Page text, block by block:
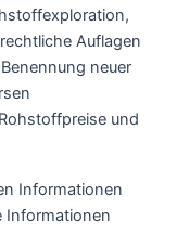
Auflagen
neuer
und
Informationen
Informationen